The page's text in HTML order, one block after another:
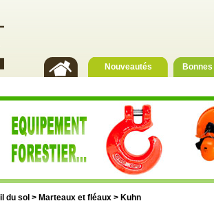
Nouveautés
du sol > Marteaux et fléaux > Kuhn